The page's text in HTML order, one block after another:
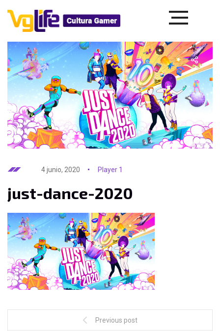
4 junio, 2020 Player 1
just-dance-2020
Previous post